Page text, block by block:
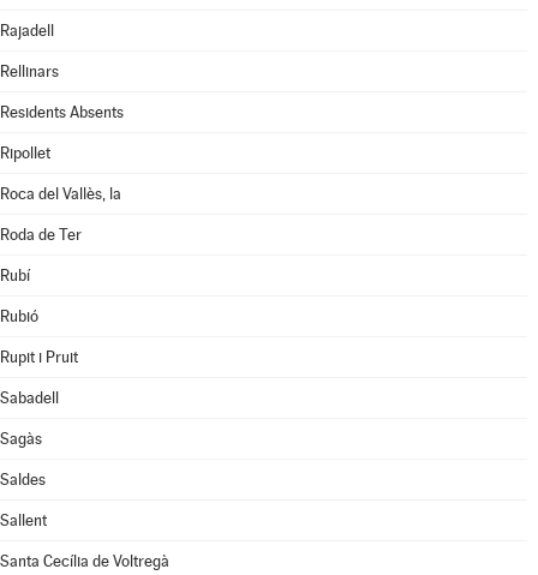
Rajadell
Rellinars
Residents Absents
Ripollet
Roca del Vallès, la
Roda de Ter
Rubí
Rubió
Rupit i Pruit
Sabadell
Sagàs
Saldes
Sallent
Santa Cecília de Voltregà